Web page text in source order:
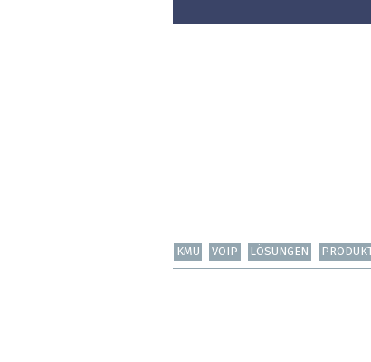
KMU VOIP LÖSUNGEN PRODUKT